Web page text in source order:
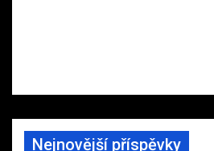
Nejnovější příspěvky